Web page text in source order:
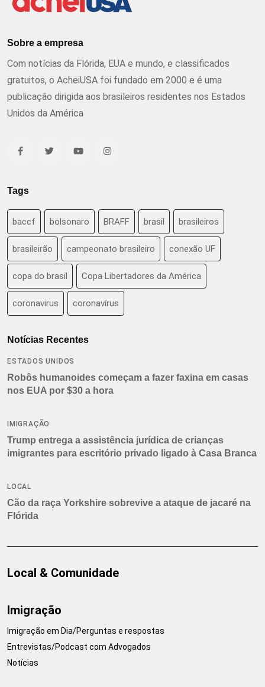
Sobre a empresa
Com notícias da Flórida, EUA e mundo, e classificados
gratuitos, o AcheiUSA foi fundado em 2000 e é uma
publicação dirigida aos brasileiros residentes nos Estados
Unidos da América
Tags
baccf bolsonaro BRAFF brasil brasileiros
brasileirão campeonato brasileiro conexão UF
copa do brasil Copa Libertadores da América
coronavirus coronavírus
Notícias Recentes
ESTADOS UNIDOS
Robôs humanoides começam a fazer faxina em casas
nos EUA por $30 a hora
IMIGRAÇÃO
Trump entrega a assistência jurídica de crianças
imigrantes para escritório privado ligado à Casa Branca
LOCAL
Cão da raça Yorkshire sobrevive a ataque de jacaré na
Flórida
Local & Comunidade
Imigração
Imigração em Dia/Perguntas e respostas
Entrevistas/Podcast com Advogados
Notícias